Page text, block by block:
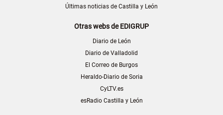
Últimas noticias de Castilla y León
Otras webs de EDIGRUP
Diario de León
Diario de Valladolid
El Correo de Burgos
Heraldo-Diario de Soria
CyLTV.es
esRadio Castilla y León